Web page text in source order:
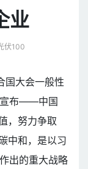
业
伏100
大会一般性
宣布——中国
，努力争取
中和，是以习
出的重大战略